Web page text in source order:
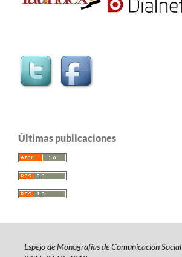
Últimas publicaciones
Espejo de Monografías de Comunicación Social